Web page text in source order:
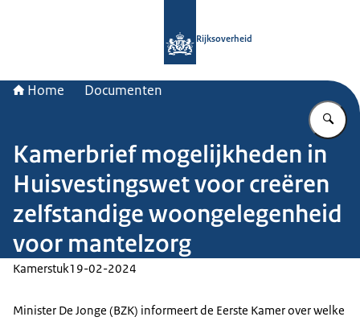
Rijksoverheid
Home Documenten
Kamerbrief mogelijkheden in
Huisvestingswet voor creëren
zelfstandige woongelegenheid
voor mantelzorg
Kamerstuk19-02-2024
Minister De Jonge (BZK) informeert de Eerste Kamer over welke